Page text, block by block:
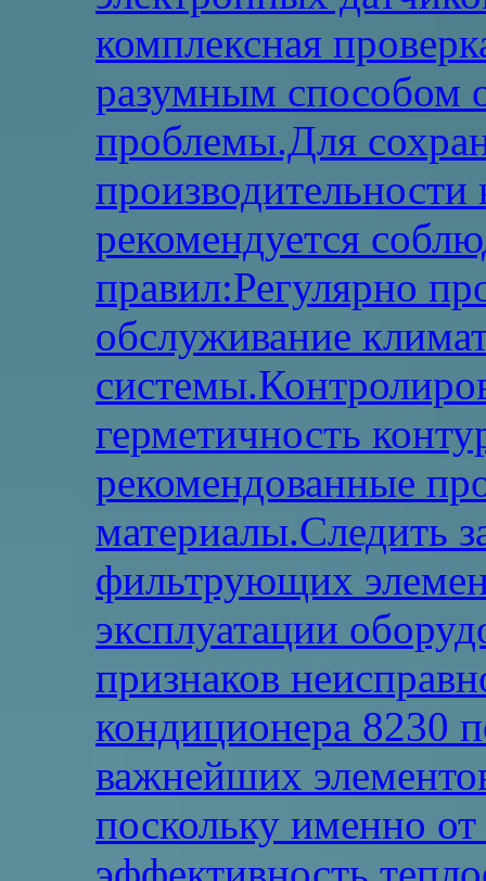
комплексная
разумным способом
проблемы.Для
рекомендуется
правил:Регулярно
обслуживание
герметичность
рекомендованные
материалы.Следить
фильтрующих
эксплуатации
признаков
кондиционера 8230
важнейших
поскольку именно от